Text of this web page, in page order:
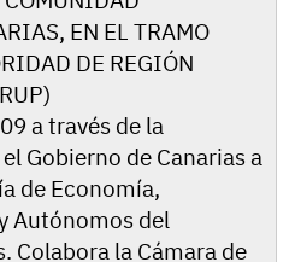
EN EL TRAMO
DE REGIÓN
a través de la
Gobierno de Canarias a
de Economía,
Autónomos del
Colabora la Cámara de